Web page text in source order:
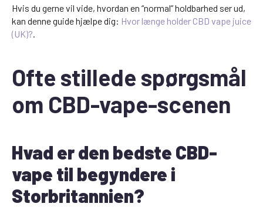
Hvis du gerne vil vide, hvordan en “normal” holdbarhed ser ud,
kan denne guide hjælpe dig: Hvor længe holder CBD vape juice
(UK)?.
Ofte stillede spørgsmål
om CBD-vape-scenen
Hvad er den bedste CBD-
vape til begyndere i
Storbritannien?